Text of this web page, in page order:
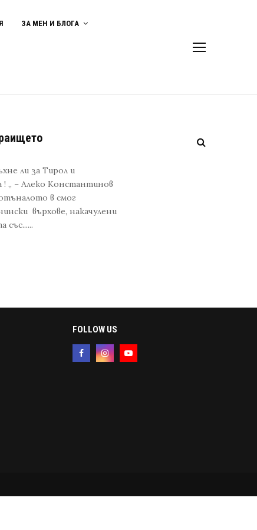
ЗА МЕН И БЛОГА
ли за Тирол и
! „ – Алеко Константинов
в смог
върхове, накачулени
със......
FOLLOW US